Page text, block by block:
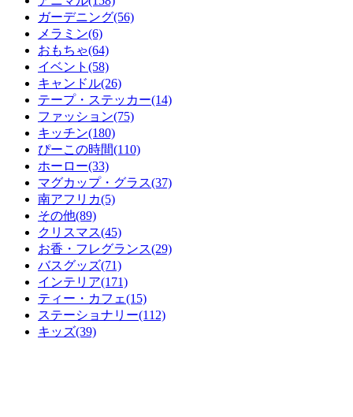
ガーデニング(56)
メラミン(6)
おもちゃ(64)
イベント(58)
キャンドル(26)
テープ・ステッカー(14)
ファッション(75)
キッチン(180)
ぴーこの時間(110)
ホーロー(33)
マグカップ・グラス(37)
南アフリカ(5)
その他(89)
クリスマス(45)
お香・フレグランス(29)
バスグッズ(71)
インテリア(171)
ティー・カフェ(15)
ステーショナリー(112)
キッズ(39)